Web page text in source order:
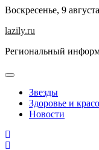
Skip
content
Воскресенье, 9
lazily.ru
Региональный
Звезды
Здоровье и
Новости